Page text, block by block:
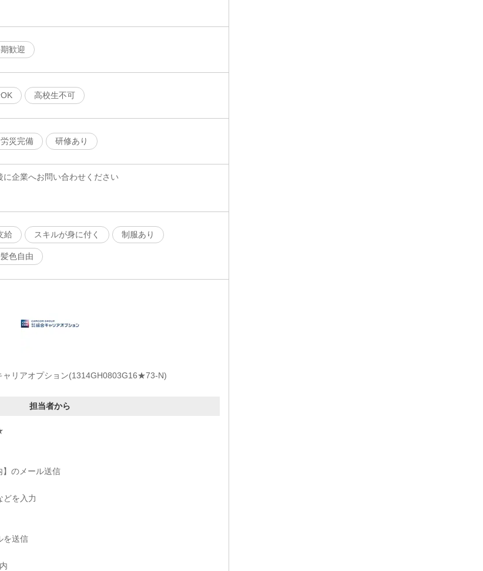
歓迎
高校生不可
労災完備 研修あり
企業へお問い合わせください
給 スキルが身に付く 制服あり
色自由
ャリアオプション(1314GH0803G16★73-N)
担当者から
】のメール送信
どを入力
を送信